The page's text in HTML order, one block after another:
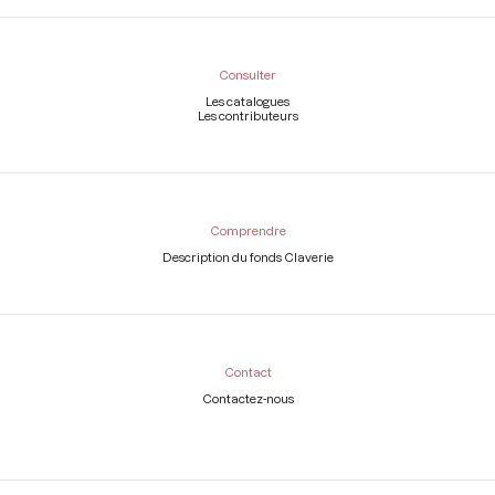
Consulter
Les catalogues
Les contributeurs
Comprendre
Description du fonds Claverie
Contact
Contactez-nous
Légal